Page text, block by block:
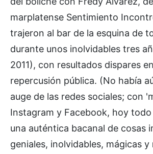
marplatense Sentimiento
trajeron al bar de la esquina de
durante unos inolvidables tres
2011), con resultados dispares
repercusión pública. (No había
auge de las redes sociales; con
Instagram y Facebook, hoy todo
una auténtica bacanal de cosas
geniales, inolvidables, mágicas y